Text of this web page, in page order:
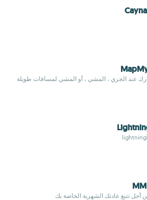
عند الجري ، المشي ، أو المشي لمسافات طويلة
أجل تتبع عادتك الشهرية الخاصة بك